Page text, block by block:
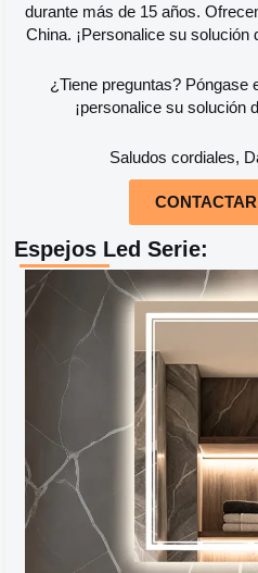
durante más de 15 años.
China. ¡Personalice su solución
¿Tiene preguntas? Póngase
¡personalice su solución
Saludos cordiales,
Espejos Led Serie: